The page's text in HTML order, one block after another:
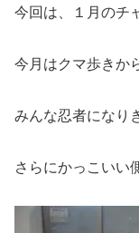
今回は、１月のチ
今月はクマ歩きか
みんな忍者になり
さらにかっこいい